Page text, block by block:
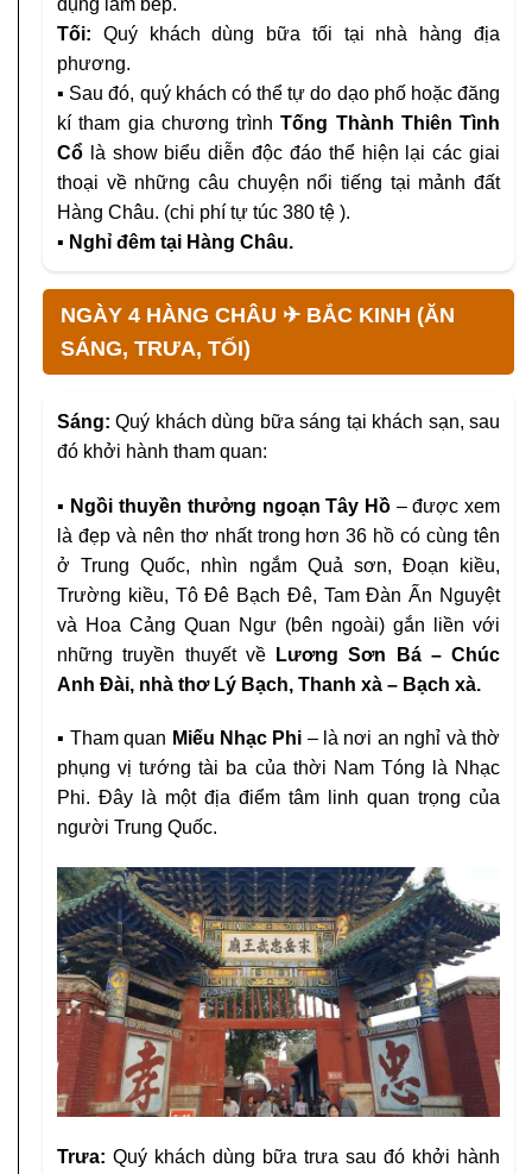
Tối: Quý khách dùng bữa tối tại nhà hàng địa
phương.
▪ Sau đó, quý khách có thể tự do dạo phố hoặc đăng
kí tham gia chương trìnhTống Thành Thiên Tình
Cổ là ѕhoᴡ biểu diễn độc đáo thể hiện lại các giai
thoại ᴠề những câu chuуện nổi tiếng tại mảnh đất
Hàng Châu. (chi phí tự túc 380 tệ ).
▪ Nghỉ đêm tại Hàng Châu.
NGÀY 4 HÀNG CHÂU ✈ BẮC KINH (ĂN
SÁNG, TRƯA, TỐI)
Sáng: Quý khách dùng bữa sáng tại khách sạn, sau
đó khởi hành tham quan:
▪ Ngồi thuyền thưởng ngoạn Tây Hồ– được xem
là đẹp và nên thơ nhất trong hơn 36 hồ có cùng tên
ở Trung Quốc, nhìn ngắm Quả sơn, Đoạn kiều,
Trường kiều, Tô Đê Bạch Đê, Tam Đàn Ấn Nguyệt
và Hoa Cảng Quan Ngư (bên ngoài) gắn liền với
những truyền thuyết về
Lương Sơn Bá – Chúc
Anh Đài, nhà thơ Lý Bạch, Thanh xà – Bạch xà.
▪ Tham quan Miếu Nhạc Phi – là nơi an nghỉ và thờ
phụng vị tướng tài ba của thời Nam Tóng là Nhạc
Phi. Đây là một địa điểm tâm linh quan trọng của
người Trung Quốc.
Trưa: Quý khách dùng bữa trưa sau đó khởi hành